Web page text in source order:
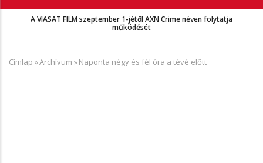
A VIASAT FILM szeptember 1-jétől AXN Crime néven folytatja
működését
Morzsa
Címlap »Archívum »Naponta négy és fél óra a tévé előtt